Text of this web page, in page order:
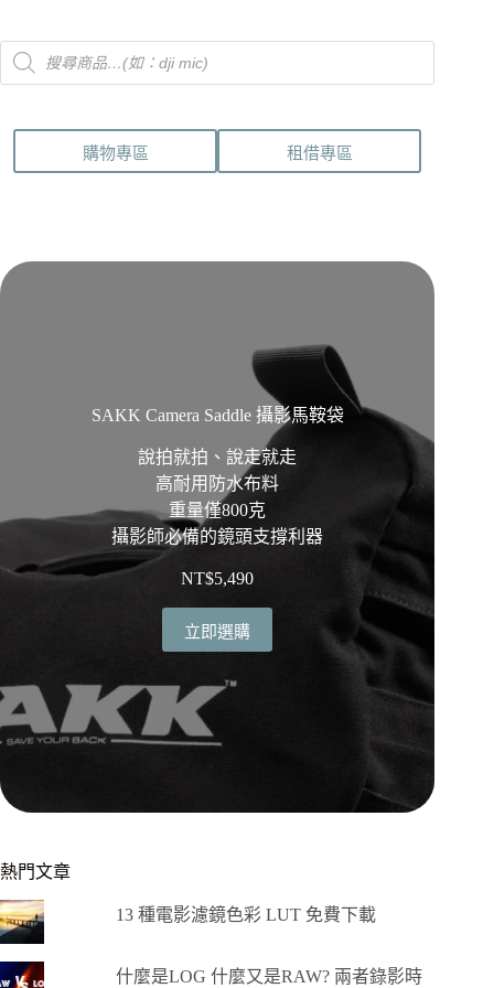
Products
search
購物專區 租借專區
SAKK Camera Saddle 攝影馬鞍袋
說拍就拍、說走就走
高耐用防水布料
重量僅800克
攝影師必備的鏡頭支撐利器
NT$5,490
立即選購
熱門文章
13 種電影濾鏡色彩 LUT 免費下載
什麼是LOG 什麼又是RAW? 兩者錄影時